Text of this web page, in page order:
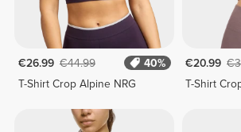
€26.99 €44.99
40%
T-Shirt Crop Alpine NRG
€20.99
T-Shirt